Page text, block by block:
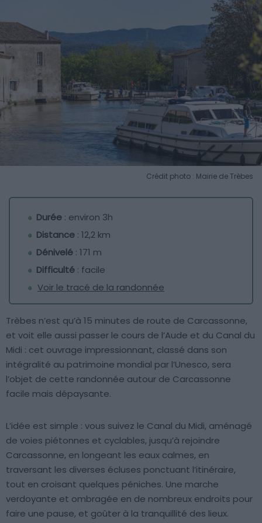
Crédit photo : Mairie de Trèbes
Durée : environ 3h
Distance : 12,2 km
Dénivelé : 171 m
Difficulté : facile
Voir le tracé de la randonnée
Trèbes n’est qu’à 15 minutes de route de Carcassonne,
et voit elle aussi passer le cours de l’Aude et du Canal du
Midi : cet ouvrage impressionnant, classé dans son
intégralité au patrimoine mondial par l’Unesco, sera
l’objet de cette randonnée autour de Carcassonne
facile mais dépaysante.
L’idée est simple : vous suivez le Canal du Midi, aménagé
de voies piétonnes et cyclables, jusqu’à rejoindre
Carcassonne, en longeant les eaux calmes, en
traversant les diverses écluses ponctuant l’itinéraire,
tout en croisant quelques péniches. Une marche
verdoyante et ombragée en de nombreux endroits pour
faire une pause, et goûter à la tranquillité des lieux.